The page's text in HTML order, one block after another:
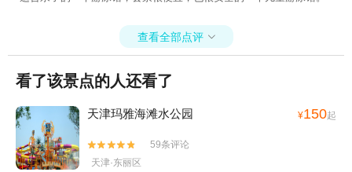
查看全部点评 
看了该景点的人还看了
天津玛雅海滩水公园 ¥150起


59条评论
天津·东丽区